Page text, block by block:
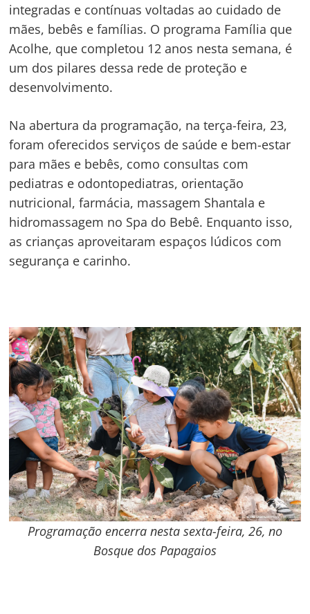
integradas e contínuas voltadas ao cuidado de
mães, bebês e famílias. O programa Família que
Acolhe, que completou 12 anos nesta semana, é
um dos pilares dessa rede de proteção e
desenvolvimento.
Na abertura da programação, na terça-feira, 23,
foram oferecidos serviços de saúde e bem-estar
para mães e bebês, como consultas com
pediatras e odontopediatras, orientação
nutricional, farmácia, massagem Shantala e
hidromassagem no Spa do Bebê. Enquanto isso,
as crianças aproveitaram espaços lúdicos com
segurança e carinho.
Programação encerra nesta sexta-feira, 26, no
Bosque dos Papagaios